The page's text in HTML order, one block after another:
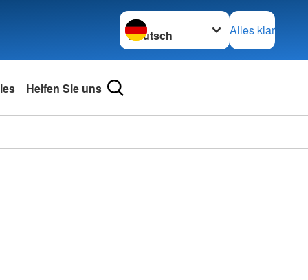
Sprache wechseln zu
Alles klar
Helfen Sie uns